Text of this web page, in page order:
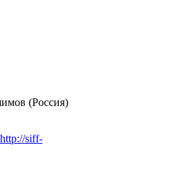
(Россия)
http://siff-